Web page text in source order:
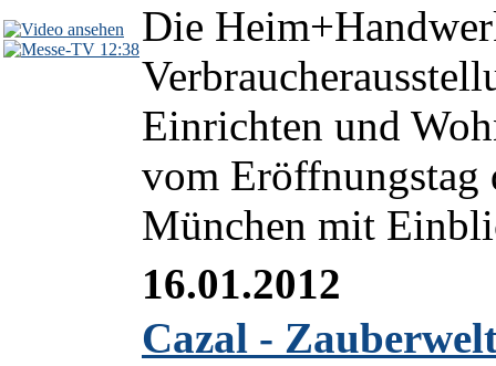
12:38Die
Einrichten und
vom
München mit
16.01.2012
Cazal -